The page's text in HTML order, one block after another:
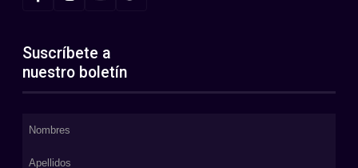
Suscríbete a
nuestro boletín